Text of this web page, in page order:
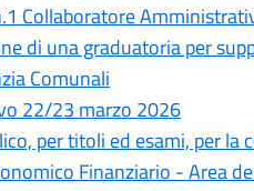
Collaboratore
di una graduatoria per
Comunali
22/23 marzo 2026
per titoli ed esami, per la
Finanziario - Area